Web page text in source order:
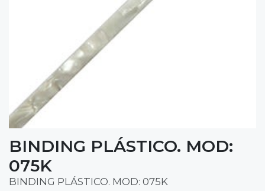
BINDING PLÁSTICO. MOD:
075K
BINDING PLÁSTICO. MOD: 075K